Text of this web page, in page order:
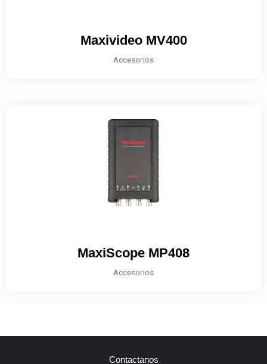
Maxivideo MV400
Accesorios
MaxiScope MP408
Accesorios
Contactanos